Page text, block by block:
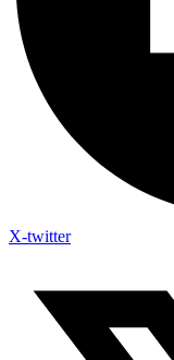
X-twitter